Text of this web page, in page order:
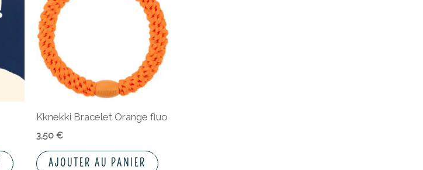
Kknekki Bracelet Orange fluo
3,50 €
AJOUTER AU PANIER